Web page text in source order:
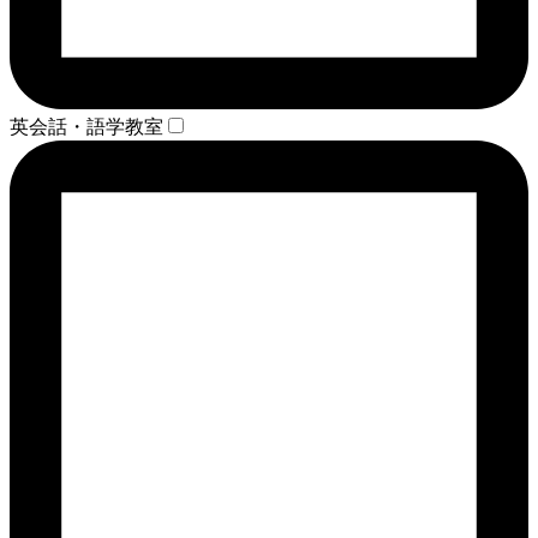
英会話・語学教室